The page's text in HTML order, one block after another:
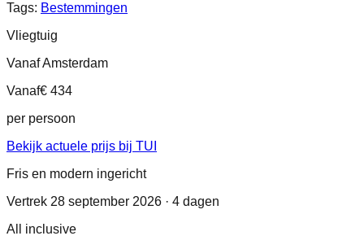
Tags: Bestemmingen
Vliegtuig
Vanaf Amsterdam
Vanaf€ 434
per persoon
Bekijk actuele prijs bij TUI
Fris en modern ingericht
Vertrek 28 september 2026 · 4 dagen
All inclusive